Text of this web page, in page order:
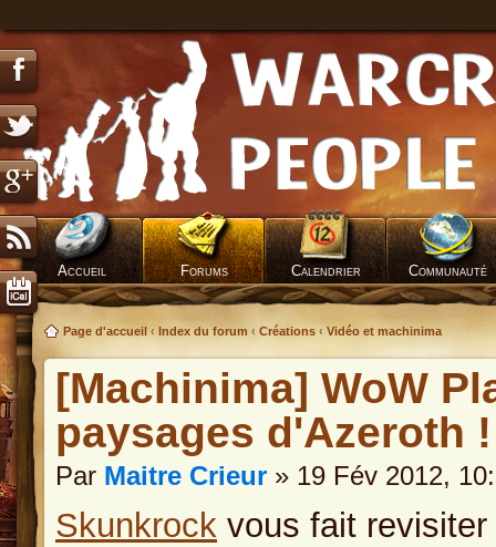
Accueil Forums Calendrier Communauté
Page d'accueil ‹ Index du forum ‹ Créations ‹ Vidéo et machinima
[Machinima] WoW
paysages d'Azeroth !
Par Maitre Crieur » 19 Fév 2012,
Skunkrock vous fait